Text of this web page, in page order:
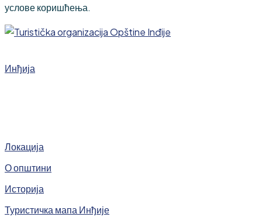
услове коришћења.
Инђија
Локација
О општини
Историја
Туристичка мапа Инђије